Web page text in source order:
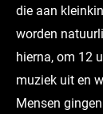
die aan
worden
hierna, om 12
muziek uit en
Mensen